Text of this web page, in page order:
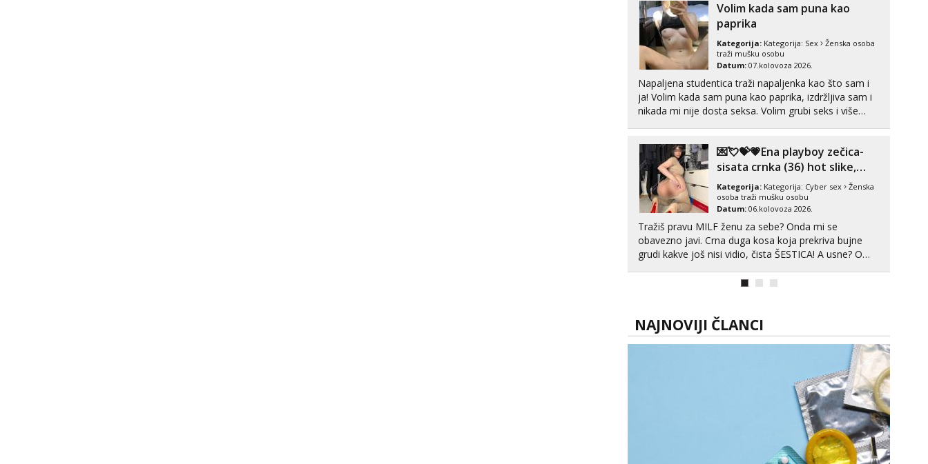
tel:0,93€ - mob:1,12€ min
Žana
Čekam tvoj poziv!
Tel: 064/677-677- Kod: #135
tel:0,93€ - mob:1,12€ min
Ivančica
Tel:
tel:0,93€ - mob:1,12€ min
Zara
Čekam tvoj poziv!
Tel:
tel:0,93€ - mob:1,12€ min
Anđela
064/677-677- Kod: #142
tipkanja uz slike i hot line pozive. Za vas sam
pripremila ...
Volim kada sam puna kao
paprika
Kategorija: Kategorija: Sex
Ženska osoba
traži mušku osobu
Datum: 07.kolovoza 2026.
Napaljena studentica traži napaljenka kao što sam i
ja! Volim kada sam puna kao paprika, izdržljiva sam i
nikada mi nije dosta seksa. Volim grubi seks i više
cekam te!
💌💘💝💗Ena playboy zečica-
sisata crnka (36) hot slike,
videa i c2c💗
Kategorija: Kategorija: Cyber sex
Ženska
osoba traži mušku osobu
Datum: 06.kolovoza 2026.
Tražiš pravu MILF ženu za sebe? Onda mi se
obavezno javi. Crna duga kosa koja prekriva bujne
grudi kakve još nisi vidio, čista ŠESTICA! A usne? O
će ti se urezati u pamćenje, jer vjeruj mi, takve još
NAJNOVIJI ČLANCI